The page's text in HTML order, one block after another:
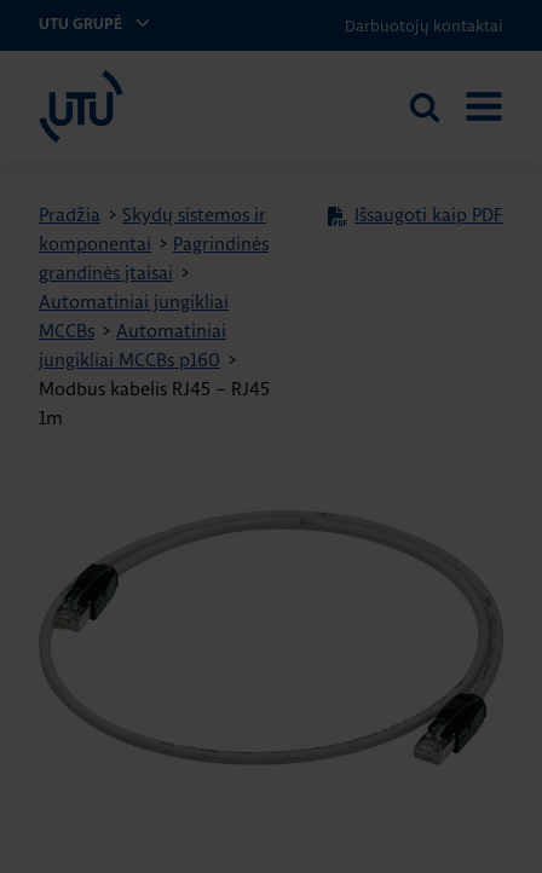
UTU GRUPĖ Darbuotojų kontaktai
UTU Lithuania
Ieškoti
Pradžia > Skydų sistemos ir
komponentai > Pagrindinės
grandinės įtaisai >
Automatiniai jungikliai
MCCBs > Automatiniai
jungikliai MCCBs p160 >
Modbus kabelis RJ45 – RJ45
1m
Išsaugoti kaip PDF